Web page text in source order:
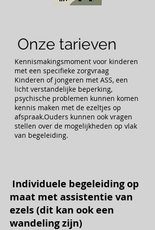
Onze tarieven
Kennismakingsmoment voor kinderen
met een specifieke zorgvraag
Kinderen of jongeren met ASS, een
licht verstandelijke beperking,
psychische problemen kunnen komen
kennis maken met de ezeltjes op
afspraak.Ouders kunnen ook vragen
stellen over de mogelijkheden op vlak
van begeleiding.​
Individuele begeleiding op
maat met assistentie van
ezels (dit kan ook een
wandeling zijn)